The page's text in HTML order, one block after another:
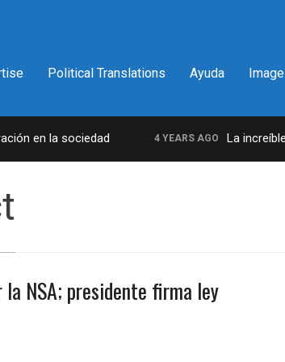
Political Translations Ayuda
en la sociedad 4 YEARS AGO La increíble y
NSA; presidente firma ley